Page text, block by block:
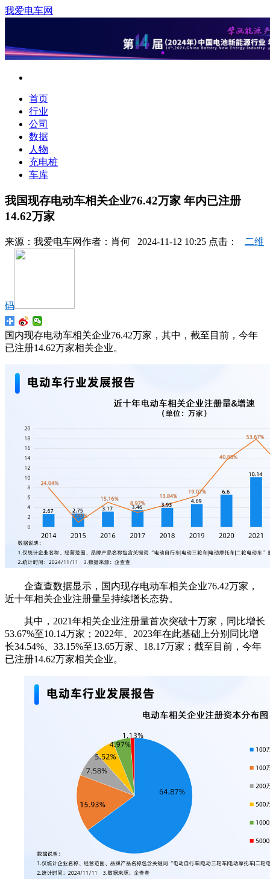
我爱电车网
首页
行业
公司
数据
人物
充电桩
车库
我国现存电动车相关企业76.42万家 年内已注册
14.62万家
来源： 我爱电车网作者： 肖何 2024-11-12 10:25 点击： 二维
码
国内现存电动车相关企业76.42万家，其中，截至目前，今年
已注册14.62万家相关企业。
企查查数据显示，国内现存电动车相关企业76.42万家，
近十年相关企业注册量呈持续增长态势。
其中，2021年相关企业注册量首次突破十万家，同比增长
53.67%至10.14万家；2022年、2023年在此基础上分别同比增
长34.54%、33.15%至13.65万家、18.17万家；截至目前，今年
已注册14.62万家相关企业。